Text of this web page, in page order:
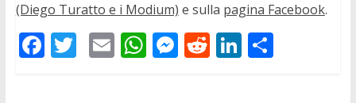
(Diego Turatto e i Modium) e sulla pagina Facebook.
F T E W M R Li C